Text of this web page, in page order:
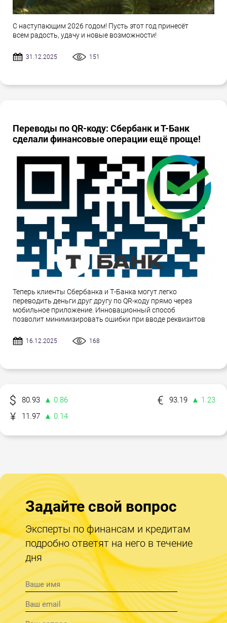
С наступающим 2026 годом! Пусть этот год принесёт
всем радость, удачу и новые возможности!
31.12.2025 151
Переводы по QR-коду: Сбербанк и Т-Банк
сделали финансовые операции ещё проще!
Теперь клиенты Сбербанка и Т-Банка могут легко
переводить деньги друг другу по QR-коду прямо через
мобильное приложение. Инновационный способ
позволит минимизировать ошибки при вводе реквизитов
16.12.2025 168
80.93 ▲ 0.86 93.19
▲ 1.23
11.97
▲ 0.14
Задайте свой вопрос
Эксперты по финансам и кредитам
подробно ответят на него в течение
дня